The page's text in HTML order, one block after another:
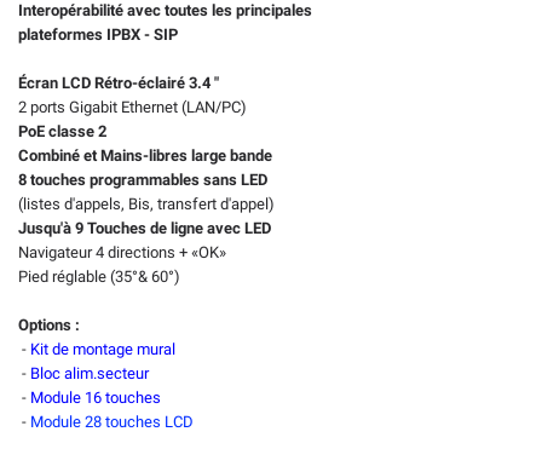
Interopérabilité avec toutes les principales
plateformes IPBX - SIP
Écran LCD Rétro-éclairé 3.4 "
2 ports Gigabit Ethernet (LAN/PC)
PoE classe 2
Combiné et Mains-libres large bande
8 touches programmables sans LED
(listes d'appels, Bis, transfert d'appel)
Jusqu'à 9 Touches de ligne avec LED
Navigateur 4 directions + «OK»
Pied réglable (35°& 60°)
Options :
- Kit de montage mural
- Bloc alim.secteur
- Module 16 touches
- Module 28 touches LCD